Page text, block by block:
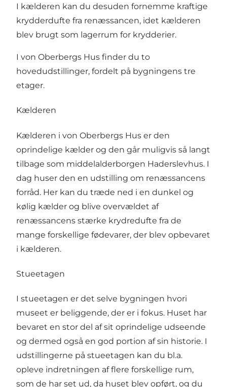
I kælderen kan du desuden fornemme kraftige
krydderdufte fra renæssancen, idet kælderen
blev brugt som lagerrum for krydderier.
I von Oberbergs Hus finder du to
hovedudstillinger, fordelt på bygningens tre
etager.
Kælderen
Kælderen i von Oberbergs Hus er den
oprindelige kælder og den går muligvis så langt
tilbage som middelalderborgen Haderslevhus. I
dag huser den en udstilling om renæssancens
forråd. Her kan du træde ned i en dunkel og
kølig kælder og blive overvældet af
renæssancens stærke krydredufte fra de
mange forskellige fødevarer, der blev opbevaret
i kælderen.
Stueetagen
I stueetagen er det selve bygningen hvori
museet er beliggende, der er i fokus. Huset har
bevaret en stor del af sit oprindelige udseende
og dermed også en god portion af sin historie. I
udstillingerne på stueetagen kan du bl.a.
opleve indretningen af flere forskellige rum,
som de har set ud, da huset blev opført, og du